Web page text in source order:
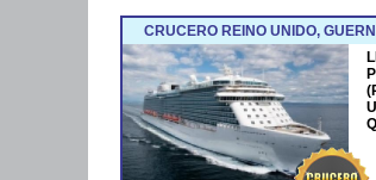
CRUCERO REINO UNIDO,